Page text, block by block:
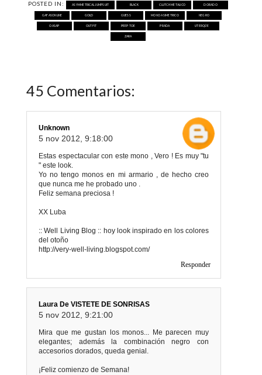
POSTED IN: ASYMMETRICAL JUMPSUIT BLACK CLUTCH METALICO DORADO
GAFASONLINE GOLD GUESS MONO ASIMETRICO NEGRO
OASAP OUTFIT PEEP TOE PRADA UTERQÜE
ZARA
45 Comentarios:
Unknown
5 nov 2012, 9:18:00
Estas espectacular con este mono , Vero ! Es muy "tu
" este look.
Yo no tengo monos en mi armario , de hecho creo
que nunca me he probado uno .
Feliz semana preciosa !
XX Luba
:: Well Living Blog :: hoy look inspirado en los colores
del otoño
http://very-well-living.blogspot.com/
Responder
Laura De VISTETE DE SONRISAS
5 nov 2012, 9:21:00
Mira que me gustan los monos... Me parecen muy
elegantes; además la combinación negro con
accesorios dorados, queda genial.
¡Feliz comienzo de Semana!